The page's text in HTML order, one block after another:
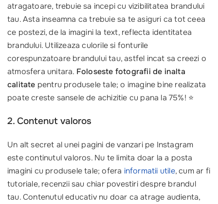
atragatoare, trebuie sa incepi cu vizibilitatea brandului
tau. Asta inseamna ca trebuie sa te asiguri ca tot ceea
ce postezi, de la imagini la text, reflecta identitatea
brandului. Utilizeaza culorile si fonturile
corespunzatoare brandului tau, astfel incat sa creezi o
atmosfera unitara. Foloseste fotografii de inalta
calitate pentru produsele tale; o imagine bine realizata
poate creste sansele de achizitie cu pana la 75%! ⭐
2. Contenut valoros
Un alt secret al unei pagini de vanzari pe Instagram
este continutul valoros. Nu te limita doar la a posta
imagini cu produsele tale; ofera informatii utile, cum ar fi
tutoriale, recenzii sau chiar povestiri despre brandul
tau. Contenutul educativ nu doar ca atrage audienta,